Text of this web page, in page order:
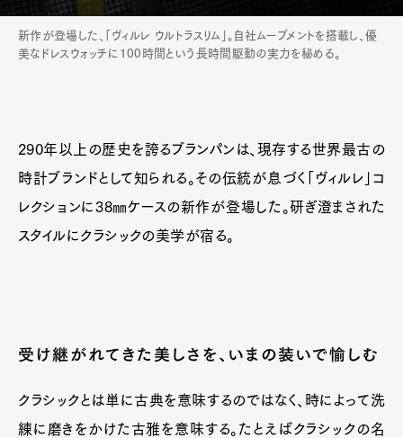
新作が登場した、「ヴィルレ ウルトラスリム」。自社ムーブメントを搭載し、優
美なドレスウォッチに100時間という長時間駆動の実力を秘める。
290年以上の歴史を誇るブランパンは、現存する世界最古の
時計ブランドとして知られる。その伝統が息づく「ヴィルレ」コ
レクションに38㎜ケースの新作が登場した。研ぎ澄まされた
スタイルにクラシックの美学が宿る。
受け継がれてきた美しさを、いまの装いで愉しむ
クラシックとは単に古典を意味するのではなく、時によって洗
練に磨きをかけた古雅を意味する。たとえばクラシックの名